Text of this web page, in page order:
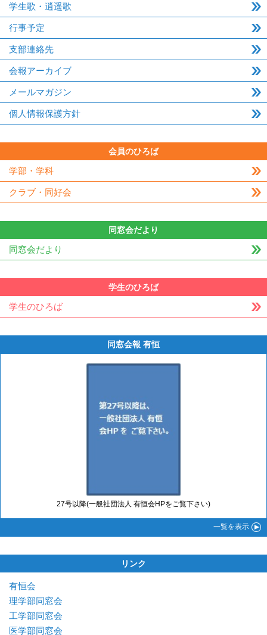
学生歌・逍遥歌
行事予定
支部連絡先
会報アーカイブ
メールマガジン
個人情報保護方針
会員のひろば
学部・学科
クラブ・同好会
同窓会だより
同窓会だより
学生のひろば
学生のひろば
同窓会報 有恒
27号以降(一般社団法人 有恒会HPをご覧下さい)
一覧を表示
リンク
有恒会
理学部同窓会
工学部同窓会
医学部同窓会